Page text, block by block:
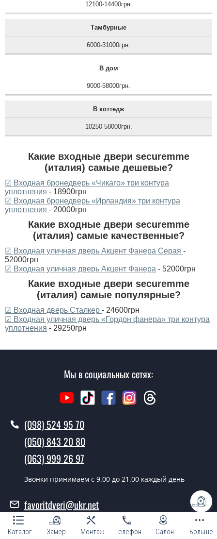
Каталог Замер Монтаж Телефон Салон Больше
12100-14400грн.
Тамбурные
6000-31000грн.
В дом
9000-58000грн.
В коттедж
10250-58000грн.
Какие входные двери securemme
(италия) самые дешевые?
☑ Входная бронедверь «Чикаго» три контура
уплотнения - 18900грн
☑ Входная бронедверь «Ирландия» три контура
уплотнения - 20000грн
Какие входные двери securemme
(италия) самые качественные?
☑ Входная уличная дверь Акцент Фанера Серая -
52000грн
☑ Входная уличная дверь Акцент Фанера - 52000грн
Какие входные двери securemme
(италия) самые популярные?
☑ Входная дверь Сталкер - 24600грн
☑ Входная уличная дверь «Гордон фанера» три контура
уплотнения - 29250грн
Мы в социальных сетях:
(098) 524 95 70
(050) 843 20 80
(063) 999 26 97
Звонки принимаем c 9.00 до 21.00 каждый день
favoritdveri@ukr.net
График работы